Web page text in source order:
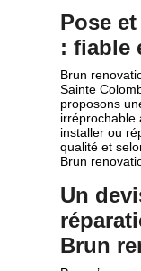
Pose
: fiable
Brun
Sainte
proposons
irréprochable
installer ou
qualité et
Brun
Un
Brun